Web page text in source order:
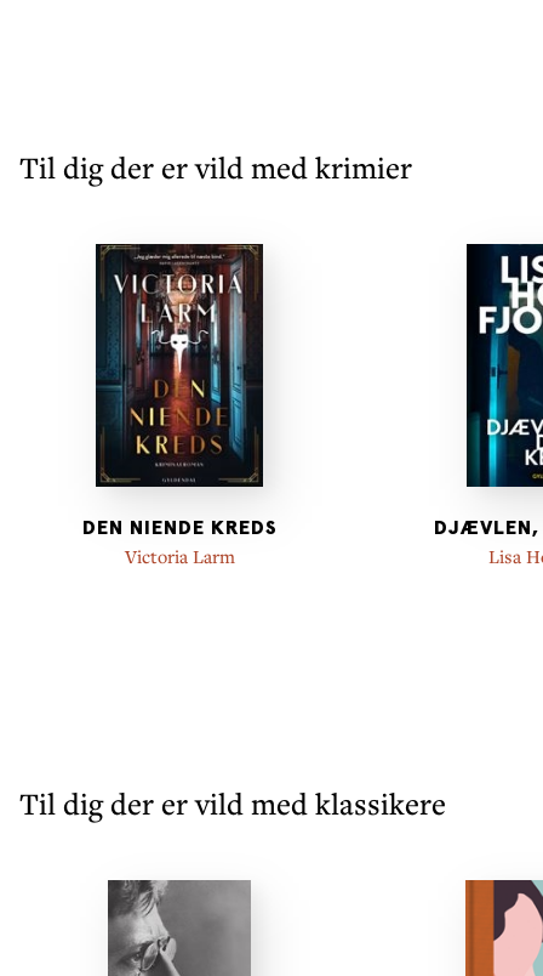
Til dig der er vild med krimier
DEN NIENDE KREDS
Victoria Larm
DJÆVLEN,
Lisa
Til dig der er vild med klassikere